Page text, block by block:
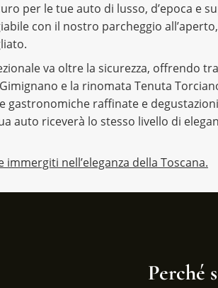
per le tue auto di lusso, d’epoca e
con il nostro parcheggio
va oltre la sicurezza, offrendo
e la rinomata Tenuta
gastronomiche raffinate e
auto riceverà lo stesso livello di
nell’eleganza della Toscana.
Perché